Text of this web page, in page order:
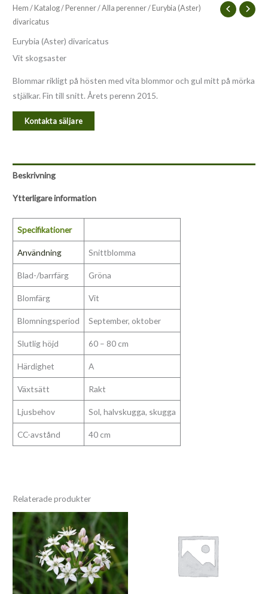
Hem / Katalog/ Perenner/Alla perenner/ Eurybia (Aster)
divaricatus
Eurybia (Aster) divaricatus
Vit skogsaster
Blommar rikligt på hösten med vita blommor och gul mitt på mörka
stjälkar. Fin till snitt. Årets perenn 2015.
Kontakta säljare
Beskrivning
Ytterligare information
Specifikationer
Användning Snittblomma
Blad-/barrfärg Gröna
Blomfärg Vit
Blomningsperiod September, oktober
Slutlig höjd 60 – 80 cm
Härdighet A
Växtsätt Rakt
Ljusbehov Sol, halvskugga, skugga
CC-avstånd 40 cm
Relaterade produkter